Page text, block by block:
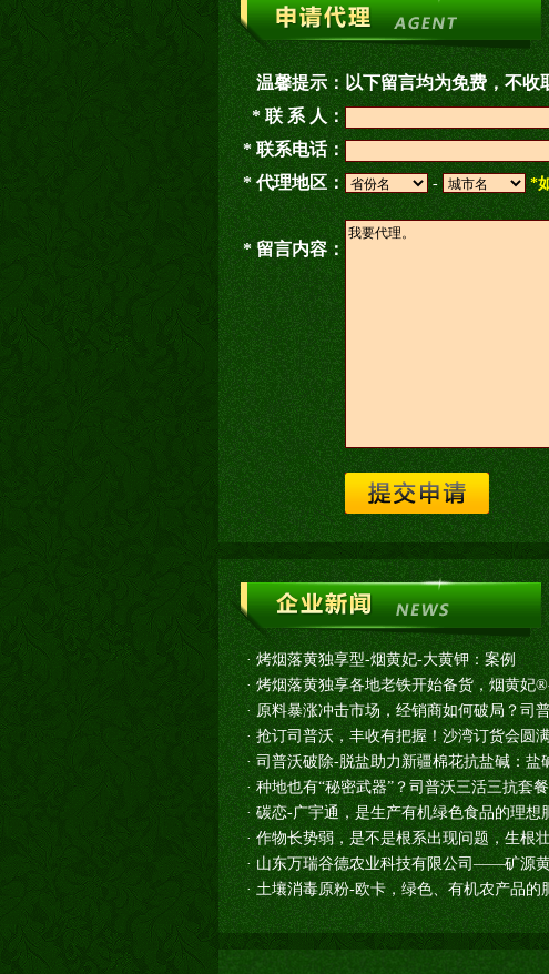
温馨提示：以下留言均为免费，不收
* 联 系 人：
* 联系电话：
* 代理地区： - *
* 留言内容：
·烤烟落黄独享型-烟黄妃-大黄钾：案例
·烤烟落黄独享各地老铁开始备货，烟黄妃
· 原料暴涨冲击市场，经销商如何破局？司
·抢订司普沃，丰收有把握！沙湾订货会圆
·司普沃破除-脱盐助力新疆棉花抗盐碱：盐
·种地也有“秘密武器”？司普沃三活三抗套
·碳恋-广宇通，是生产有机绿色食品的理想
·作物长势弱，是不是根系出现问题，生根
·山东万瑞谷德农业科技有限公司——矿源
·土壤消毒原粉-欧卡，绿色、有机农产品的